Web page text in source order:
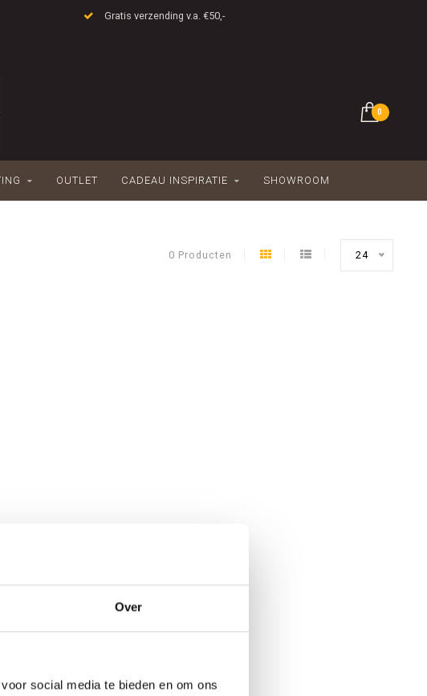
Over
social media te bieden en om ons
Gratis verzending v.a. €50,-
0
OUTLET CADEAU INSPIRATIE SHOWROOM
0 Producten 24